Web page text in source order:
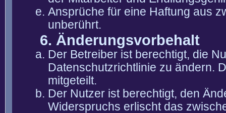
Ansprüche für eine Haftung aus
unberührt.
6. Änderungsvorbehalt
Der Betreiber ist berechtigt, die
Datenschutzrichtlinie zu ändern.
mitgeteilt.
Der Nutzer ist berechtigt, den
Widerspruchs erlischt das